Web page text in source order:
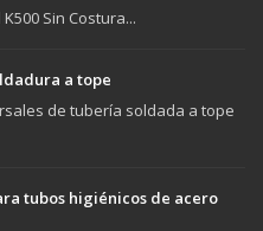
K500 Sin Costura...
a tope
de tubería soldada a tope
tubos higiénicos de acero